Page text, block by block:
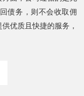
债务，则不会收取佣
优质且快捷的服务，